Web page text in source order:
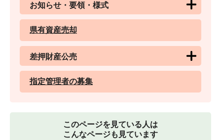
お知らせ・要領・様式
県有資産売却
差押財産公売
指定管理者の募集
このページを見ている人は
こんなページも見ています